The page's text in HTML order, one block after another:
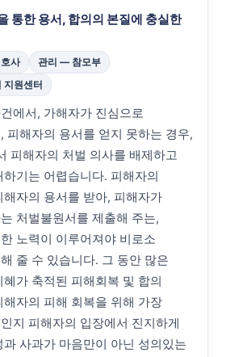
통한 용서, 합의의 본질에 충실한
사
관리 — 참모부
지원센터
에서, 가해자가 진심으로
피해자의 용서를 얻지 못하는 경우,
피해자의 처벌 의사를 배제하고
기는 어렵습니다. 피해자의
자의 용서를 받아, 피해자가
처벌불원서를 제출해 주는,
노력이 이루어져야 비로소
줄 수 있습니다. 그 동안 많은
가 축적된 피해회복 및 합의
자의 피해 회복을 위해 가장
지 피해자의 입장에서 진지하게
사과가 마음만이 아닌 성의있는